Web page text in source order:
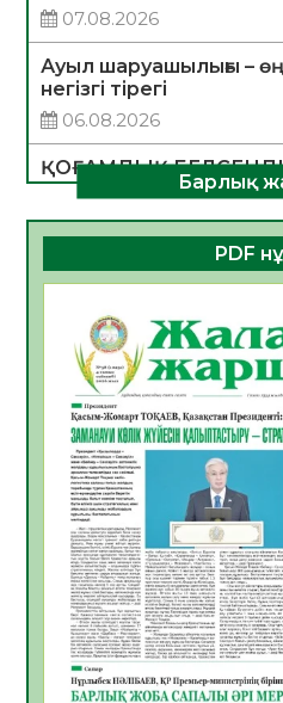
07.08.2026
Ауыл шаруашылығы –
негізгі тірегі
06.08.2026
ҚОҒАМДЫҚ
ДАМУЫНЫҢ НЕГІЗІ
06.08.2026
ҚҰРЫЛТАЙ САЙЛАУЫ
БАСТАР ЖАУАПТЫ
06.08.2026
Инфекциялық
жұмыстарының
06.08.2026
Көкжөтел ауруы
06.08.2026
АПВ вакцинасы туралы
06.08.2026
Open Air: Қызылорда
департаменті 20
көрерменнің
Барлық
PDF